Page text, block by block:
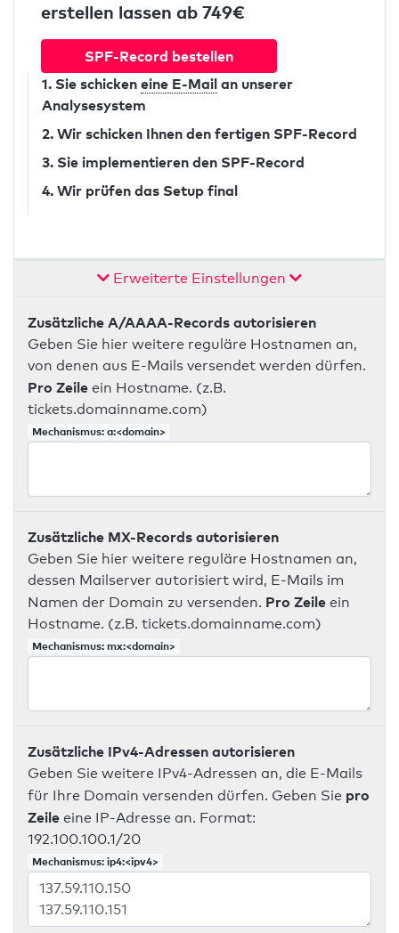
erstellen lassen ab 749€
SPF-Record bestellen
1. Sie schicken eine E-Mail an unserer
Analysesystem
2. Wir schicken Ihnen den fertigen SPF-Record
3. Sie implementieren den SPF-Record
4. Wir prüfen das Setup final
Erweiterte Einstellungen
Zusätzliche A/AAAA-Records autorisieren
Geben Sie hier weitere reguläre Hostnamen an,
von denen aus E-Mails versendet werden dürfen.
Pro Zeile ein Hostname. (z.B.
tickets.domainname.com)
Mechanismus: a:<domain>
Zusätzliche MX-Records autorisieren
Geben Sie hier weitere reguläre Hostnamen an,
dessen Mailserver autorisiert wird, E-Mails im
Namen der Domain zu versenden. Pro Zeile ein
Hostname. (z.B. tickets.domainname.com)
Mechanismus: mx:<domain>
Zusätzliche IPv4-Adressen autorisieren
Geben Sie weitere IPv4-Adressen an, die E-Mails
für Ihre Domain versenden dürfen. Geben Sie pro
Zeile eine IP-Adresse an. Format:
192.100.100.1/20
Mechanismus: ip4:<ipv4>